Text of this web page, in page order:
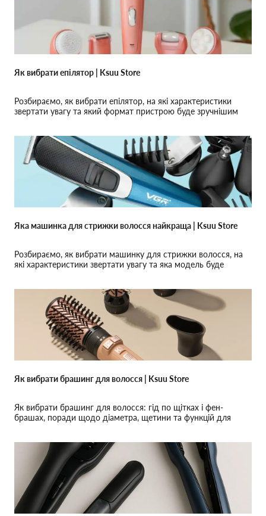
Як вибрати епілятор | Ksuu Store
Розбираємо, як вибрати епілятор, на які характеристики
звертати увагу та який формат пристрою буде зручнішим
Яка машинка для стрижки волосся найкраща | Ksuu Store
Розбираємо, як вибрати машинку для стрижки волосся, на
які характеристики звертати увагу та яка модель буде
Як вибрати брашинг для волосся | Ksuu Store
Як вибрати брашинг для волосся: гід по щітках і фен-
брашах, поради щодо діаметра, щетини та функцій для